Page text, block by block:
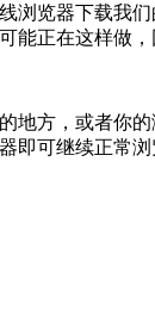
浏览器下载我
能正在这样做
地方，或者你
即可继续正常浏